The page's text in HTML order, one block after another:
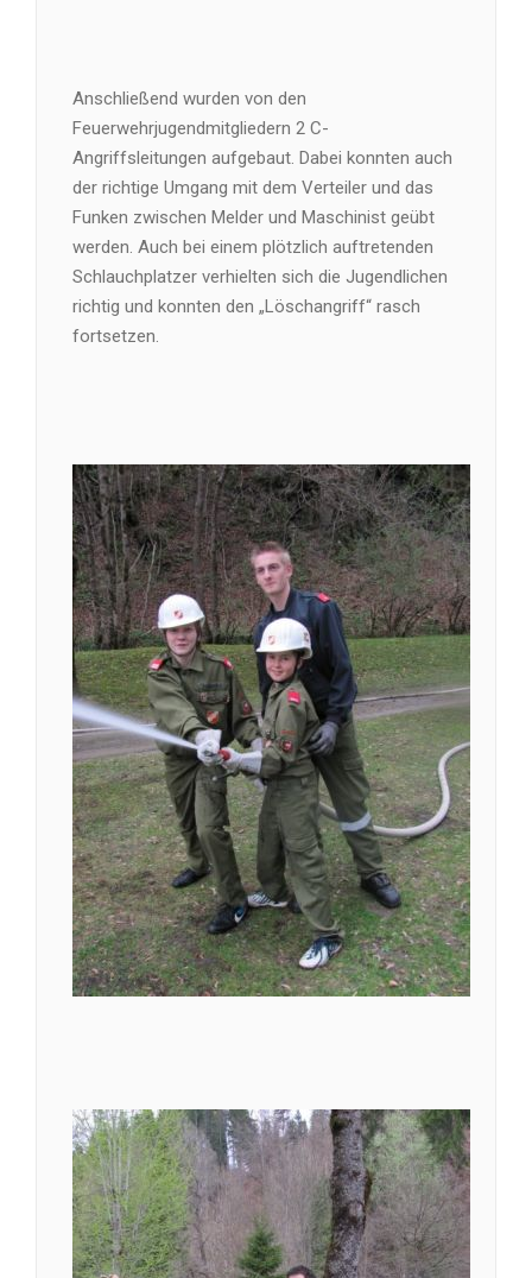
Anschließend wurden von den
Feuerwehrjugendmitgliedern 2 C-
Angriffsleitungen aufgebaut. Dabei konnten auch
der richtige Umgang mit dem Verteiler und das
Funken zwischen Melder und Maschinist geübt
werden. Auch bei einem plötzlich auftretenden
Schlauchplatzer verhielten sich die Jugendlichen
richtig und konnten den „Löschangriff“ rasch
fortsetzen.